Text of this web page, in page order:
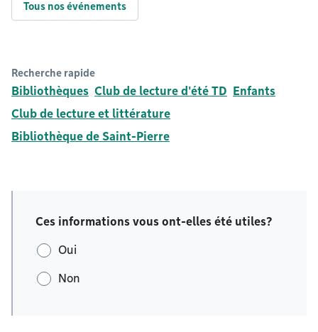
Tous nos événements
Recherche rapide
Bibliothèques Club de lecture d'été TD Enfants
Club de lecture et littérature
Bibliothèque de Saint-Pierre
Ces informations vous ont-elles été utiles?
Oui
Non